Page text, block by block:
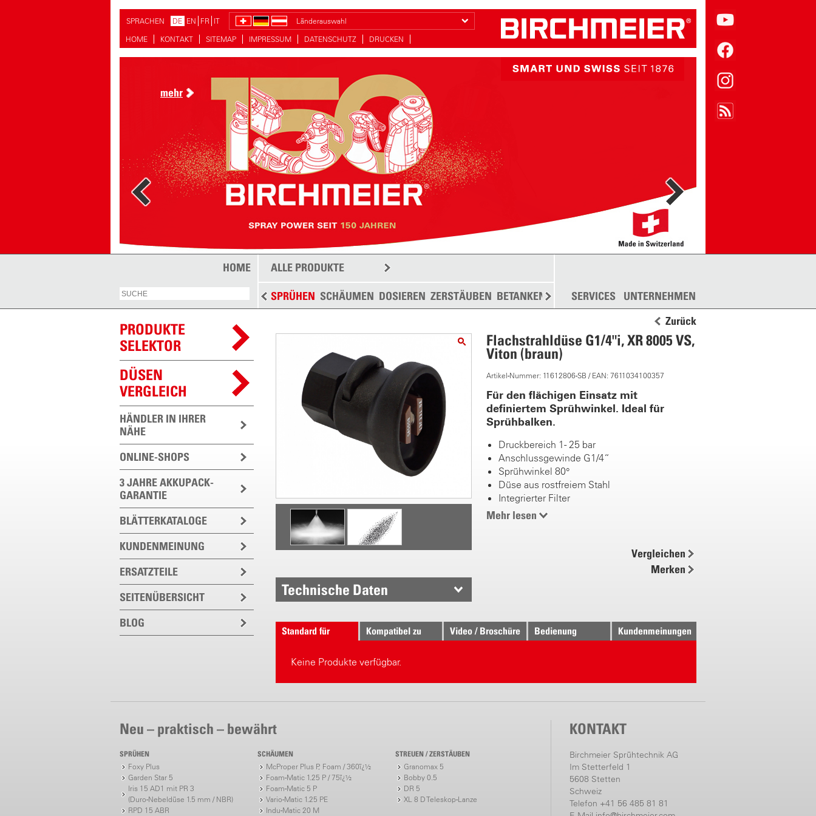
SPRACHEN DE EN FR IT
Länderauswahl
HOME
KONTAKT SITEMAP IMPRESSUM DATENSCHUTZ DRUCKEN
mehr
mehr
HOME ALLE PRODUKTE
SPRÜHEN SCHÄUMEN DOSIEREN ZERSTÄUBEN BETANKEN STREUEN WEITERE
SERVICES UNTERNEHMEN
PRODUKTE
SELEKTOR
DÜSEN
VERGLEICH
HÄNDLER IN IHRER
NÄHE
ONLINE-SHOPS
3 JAHRE AKKUPACK-
GARANTIE
BLÄTTERKATALOGE
KUNDENMEINUNG
ERSATZTEILE
SEITENÜBERSICHT
BLOG
Zurück
Flachstrahldüse G1/4"i, XR 8005 VS,
Viton (braun)
Artikel-Nummer: 11612806-SB / EAN: 7611034100357
Für den flächigen Einsatz mit
definiertem Sprühwinkel. Ideal für
Sprühbalken.
Druckbereich 1 - 25 bar
Anschlussgewinde G1/4“
Sprühwinkel 80°
Düse aus rostfreiem Stahl
Integrierter Filter
Feine Tropfengrösse
3.0 bar = 1.97 l/min.
4.0 bar = 2.28 l/min.
Mehr lesen
Vergleichen
Merken
Technische Daten
Standard für Kompatibel zu Video / Broschüre Bedienung Kundenmeinungen
Keine Produkte verfügbar.
Neu – praktisch – bewährt
SPRÜHEN
Foxy Plus
Garden Star 5
Iris 15 AD1 mit PR 3
(Duro-Nebeldüse 1.5 mm / NBR)
RPD 15 ABR
SCHÄUMEN
McProper Plus P, Foam / 360ï¿½
Foam-Matic 1.25 P / 75ï¿½
Foam-Matic 5 P
Vario-Matic 1.25 PE
Indu-Matic 20 M
STREUEN / ZERSTÄUBEN
Granomax 5
Bobby 0.5
DR 5
XL 8 D Teleskop-Lanze
KONTAKT
Birchmeier Sprühtechnik AG
Im Stetterfeld 1
5608 Stetten
Schweiz
Telefon +41 56 485 81 81